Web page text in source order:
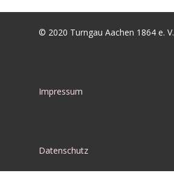
© 2020 Turngau Aachen 1864 e. V.
Impressum
Datenschutz